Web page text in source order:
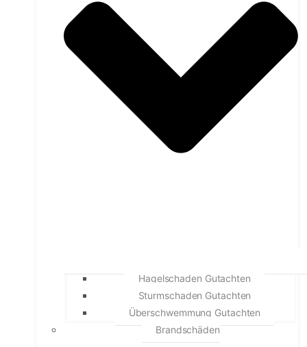
Hagelschaden Gutachten
Sturmschaden Gutachten
Überschwemmung Gutachten
Brandschäden